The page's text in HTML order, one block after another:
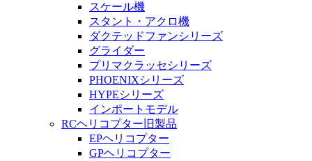
スケール機
スタント・アクロ機
ダクテッドファンシリーズ
グライダー
プリマクラッセシリーズ
PHOENIXシリーズ
HYPEシリーズ
インポートモデル
RCヘリコプター旧製品
EPヘリコプター
GPヘリコプター